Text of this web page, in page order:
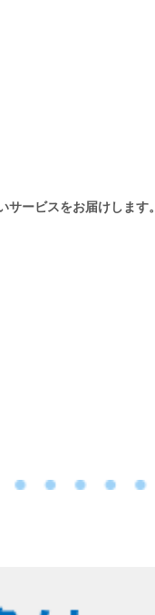
ービスをお届けします。